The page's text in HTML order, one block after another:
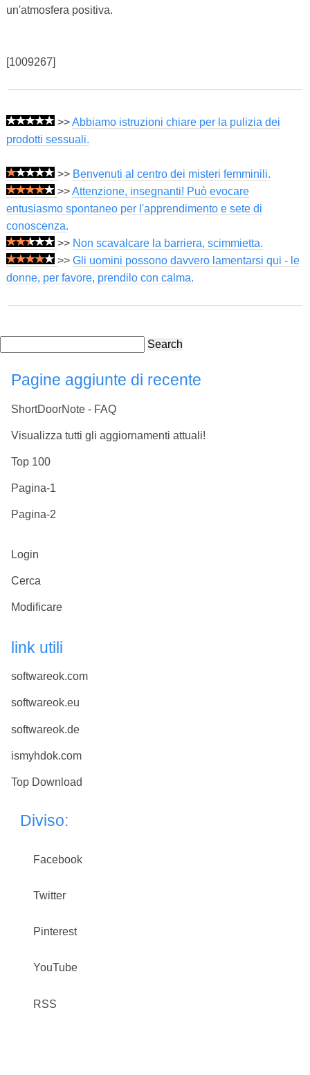
un'atmosfera positiva.
[1009267]
>>Abbiamo istruzioni chiare per la pulizia dei
prodotti sessuali.
>> Benvenuti al centro dei misteri femminili.
>>Attenzione, insegnanti! Può evocare
entusiasmo spontaneo per l'apprendimento e sete di
conoscenza.
>> Non scavalcare la barriera, scimmietta.
>> Gli uomini possono davvero lamentarsi qui - le
donne, per favore, prendilo con calma.
Search
Pagine aggiunte di recente
ShortDoorNote - FAQ
Visualizza tutti gli aggiornamenti attuali!
Top 100
Pagina-1
Pagina-2
Login
Cerca
Modificare
link utili
softwareok.com
softwareok.eu
softwareok.de
ismyhdok.com
Top Download
Diviso:
Facebook
Twitter
Pinterest
YouTube
RSS